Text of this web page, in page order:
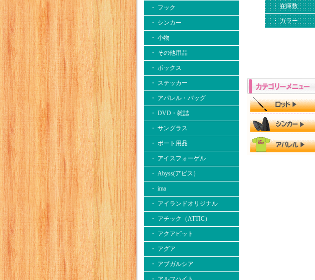
・ フック
・ シンカー
・ 小物
・ その他用品
・ ボックス
・ ステッカー
・ アパレル・バッグ
・ DVD・雑誌
・ サングラス
・ ボート用品
・ アイスフォーゲル
・ Abyss(アビス）
・ ima
・ アイランドオリジナル
・ アチック（ATTIC）
・ アクアビット
・ アグア
・ アブガルシア
・ 在庫数
・ カラー